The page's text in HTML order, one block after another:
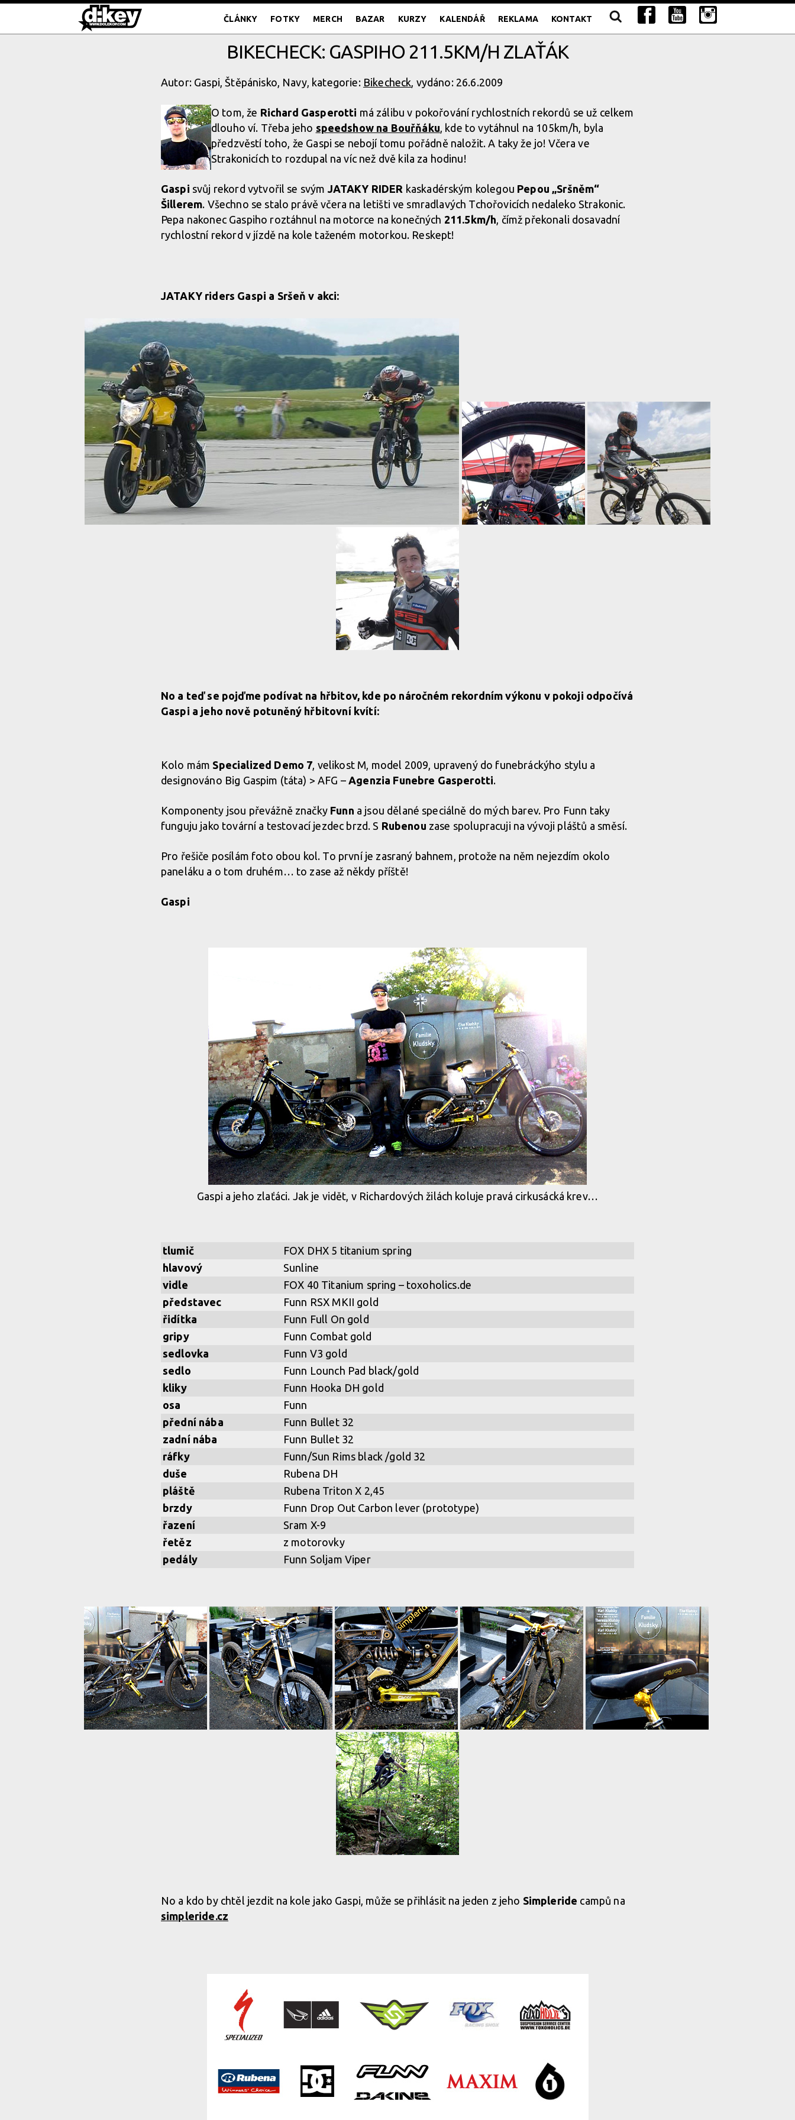
ČLÁNKY FOTKY MERCH BAZAR KURZY KALENDÁŘ REKLAMA KONTAKT
BIKECHECK: GASPIHO 211.5KM/H ZLAŤÁK
Autor: Gaspi, Štěpánisko, Navy, kategorie: Bikecheck, vydáno: 26.6.2009
O tom, že Richard Gasperotti má zálibu v pokořování rychlostních rekordů se už celkem
dlouho ví. Třeba jeho speedshow na Bouřňáku, kde to vytáhnul na 105km/h, byla
předzvěstí toho, že Gaspi se nebojí tomu pořádně naložit. A taky že jo! Včera ve
Strakonicích to rozdupal na víc než dvě kila za hodinu!
Gaspi svůj rekord vytvořil se svým JATAKY RIDER kaskadérským kolegou Pepou „Sršněm“
Šillerem. Všechno se stalo právě včera na letišti ve smradlavých Tchořovicích nedaleko Strakonic.
Pepa nakonec Gaspiho roztáhnul na motorce na konečných 211.5km/h, čímž překonali dosavadní
rychlostní rekord v jízdě na kole taženém motorkou. Reskept!
JATAKY riders Gaspi a Sršeň v akci:
No a teď se pojďme podívat na hřbitov, kde po náročném rekordním výkonu v pokoji odpočívá
Gaspi a jeho nově potuněný hřbitovní kvítí:
Kolo mám Specialized Demo 7, velikost M, model 2009, upravený do funebráckýho stylu a
designováno Big Gaspim (táta) > AFG –Agenzia Funebre Gasperotti.
Komponenty jsou převážně značky Funn a jsou dělané speciálně do mých barev. Pro Funn taky
funguju jako tovární a testovací jezdec brzd. S Rubenou zase spolupracuji na vývoji pláštů a směsí.
Pro řešiče posílám foto obou kol. To první je zasraný bahnem, protože na něm nejezdím okolo
paneláku a o tom druhém… to zase až někdy příště!
Gaspi
Gaspi a jeho zlaťáci. Jak je vidět, v Richardových žilách koluje pravá cirkusácká krev…
tlumič
FOX DHX 5 titanium spring
hlavový
Sunline
vidle
FOX 40 Titanium spring – toxoholics.de
představec
Funn RSX MKII gold
řidítka
Funn Full On gold
gripy
Funn Combat gold
sedlovka
Funn V3 gold
sedlo
Funn Lounch Pad black/gold
kliky
Funn Hooka DH gold
osa
Funn
přední nába
Funn Bullet 32
zadní nába
Funn Bullet 32
ráfky
Funn/Sun Rims black /gold 32
duše
Rubena DH
pláště
Rubena Triton X 2,45
brzdy
Funn Drop Out Carbon lever (prototype)
řazení
Sram X-9
řetěz
z motorovky
pedály
Funn Soljam Viper
No a kdo by chtěl jezdit na kole jako Gaspi, může se přihlásit na jeden z jeho Simpleride campů na
simpleride.cz